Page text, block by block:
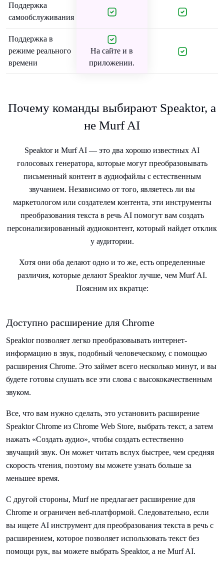
Поддержка
самообслуживания
Поддержка в
режиме реального
времени
На сайте и в
приложении.
Почему команды выбирают Speaktor, а
не Murf AI
Speaktor и Murf AI — это два хорошо известных AI
голосовых генератора, которые могут преобразовывать
письменный контент в аудиофайлы с естественным
звучанием. Независимо от того, являетесь ли вы
маркетологом или создателем контента, эти инструменты
преобразования текста в речь AI помогут вам создать
персонализированный аудиоконтент, который найдет отклик
у аудитории.
Хотя они оба делают одно и то же, есть определенные
различия, которые делают Speaktor лучше, чем Murf AI.
Поясним их вкратце:
Доступно расширение для Chrome
Speaktor позволяет легко преобразовывать интернет-
информацию в звук, подобный человеческому, с помощью
расширения Chrome. Это займет всего несколько минут, и вы
будете готовы слушать все эти слова с высококачественным
звуком.
Все, что вам нужно сделать, это установить расширение
Speaktor Chrome из Chrome Web Store, выбрать текст, а затем
нажать «Создать аудио», чтобы создать естественно
звучащий звук. Он может читать вслух быстрее, чем средняя
скорость чтения, поэтому вы можете узнать больше за
меньшее время.
С другой стороны, Murf не предлагает расширение для
Chrome и ограничен веб-платформой. Следовательно, если
вы ищете AI инструмент для преобразования текста в речь с
расширением, которое позволяет использовать текст без
помощи рук, вы можете выбрать Speaktor, а не Murf AI.